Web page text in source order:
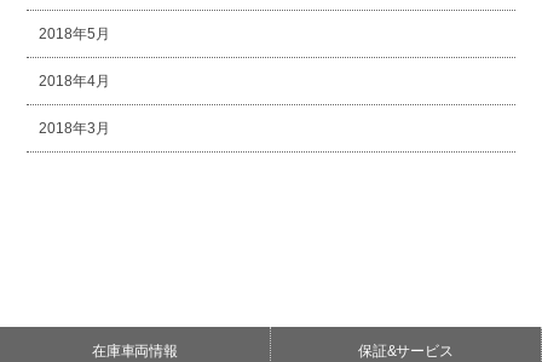
2018年5月
2018年4月
2018年3月
在庫車両情報 保証&サービス